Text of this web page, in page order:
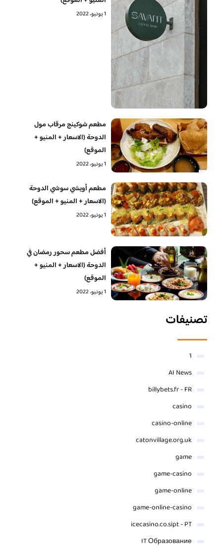
1 يونيو، 2022
مطعم شوكينج مرقاب مول
الدوحة (الاسعار + المنيو +
الموقع)
1 يونيو، 2022
مطعم أويشي سوشي الدوحة
(الاسعار + المنيو + الموقع)
1 يونيو، 2022
أفضل مطعم سحور رمضان في
الدوحة (الاسعار + المنيو +
الموقع)
1 يونيو، 2022
تصنيفات
1
AI News
billybets.fr - FR
casino
casino-online
catonvillage.org.uk
game
game-casino
game-online
game-online-casino
icecasino.co.sipt - PT
IT Образование